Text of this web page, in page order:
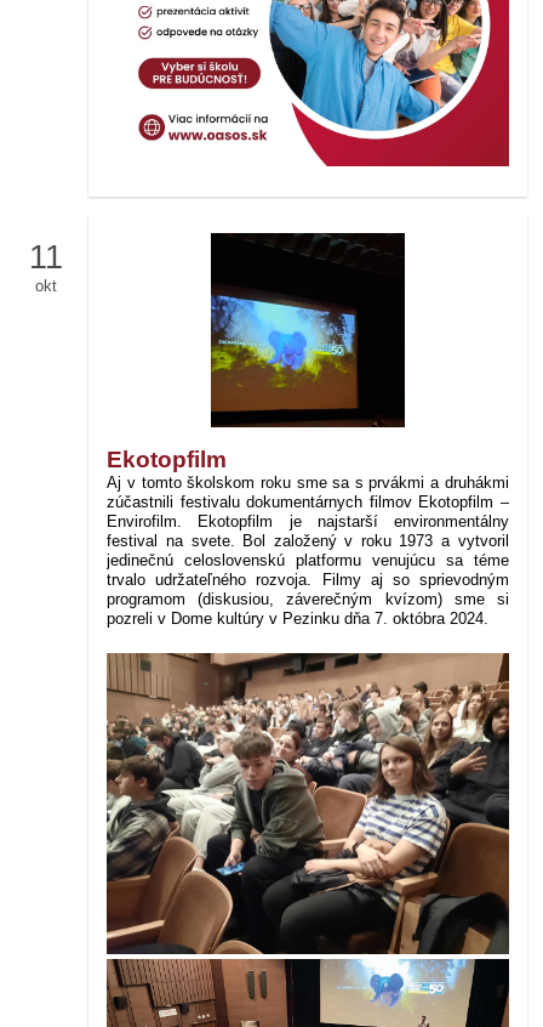
11
okt
Ekotopfilm
Aj v tomto školskom roku sme sa s prvákmi a druhákmi
zúčastnili festivalu dokumentárnych filmov Ekotopfilm –
Envirofilm. Ekotopfilm je najstarší environmentálny
festival na svete. Bol založený v roku 1973 a vytvoril
jedinečnú celoslovenskú platformu venujúcu sa téme
trvalo udržateľného rozvoja. Filmy aj so sprievodným
programom (diskusiou, záverečným kvízom) sme si
pozreli v Dome kultúry v Pezinku dňa 7. októbra 2024.